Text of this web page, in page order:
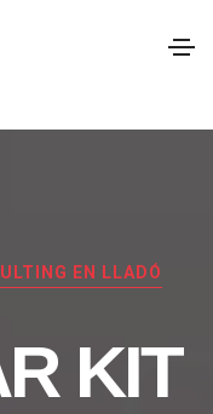
EN LLADÓ
KIT